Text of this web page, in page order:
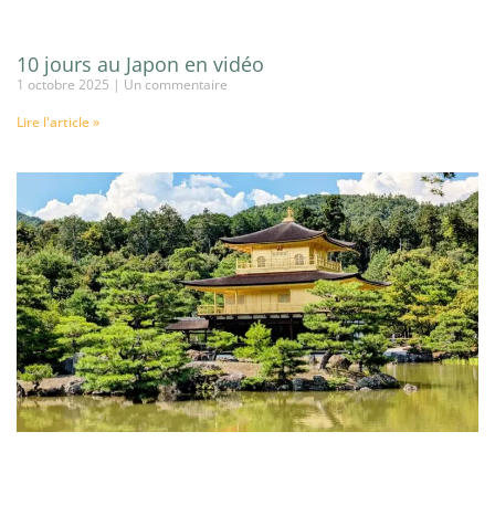
10 jours au Japon en vidéo
1 octobre 2025
Un commentaire
Lire l'article »